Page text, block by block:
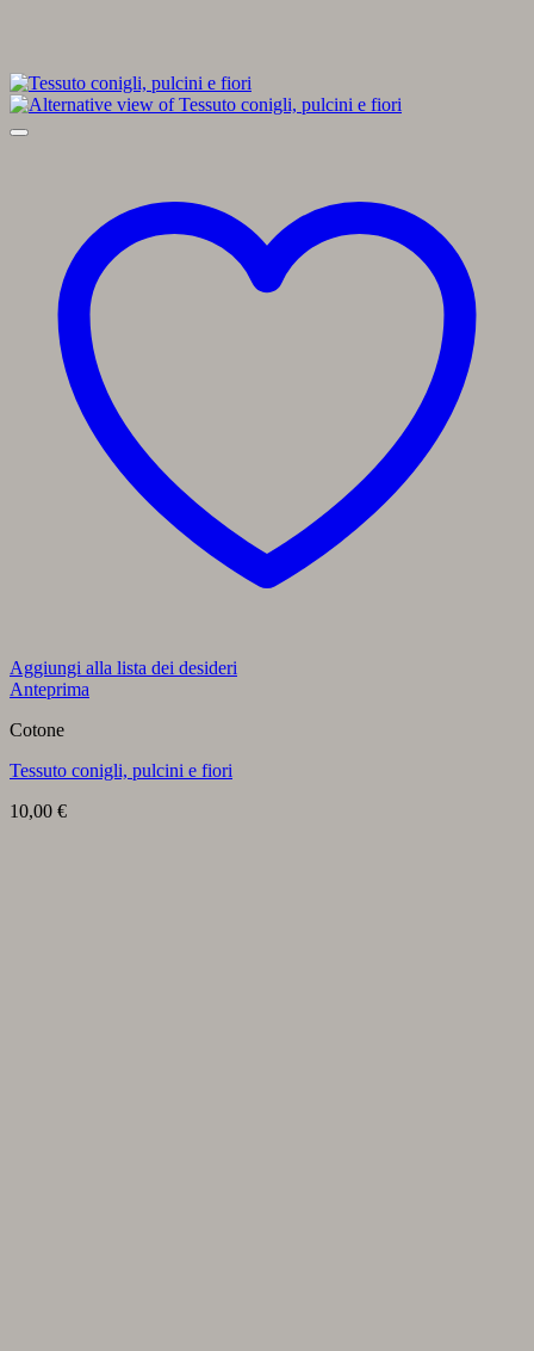
Aggiungi alla lista dei desideri
Anteprima
Cotone
Tessuto conigli, pulcini e fiori
10,00 €